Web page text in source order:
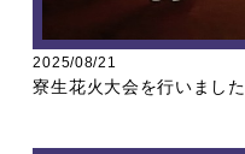
2025/08/21
寮生花火大会を行いました